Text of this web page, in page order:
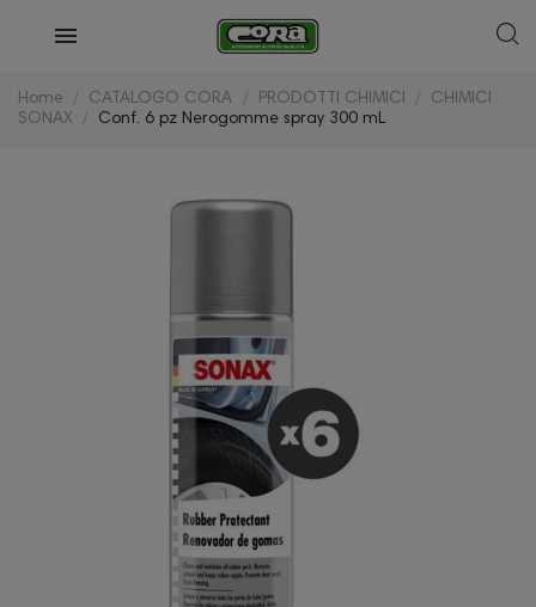
Home CATALOGO CORA PRODOTTI CHIMICI
CHIMICI
SONAX
Conf. 6 pz Nerogomme spray 300 mL